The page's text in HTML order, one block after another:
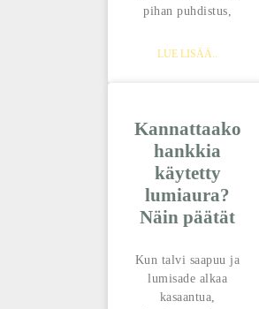
pihan puhdistus,
LUE LISÄÄ..
Kannattaako
hankkia
käytetty
lumiaura?
Näin päätät
Kun talvi saapuu ja
lumisade alkaa
kasaantua,